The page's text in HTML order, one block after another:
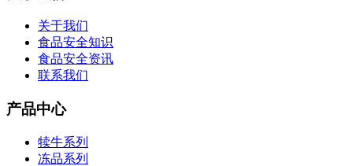
关于我们
食品安全知识
食品安全资讯
联系我们
产品中心
犊牛系列
冻品系列